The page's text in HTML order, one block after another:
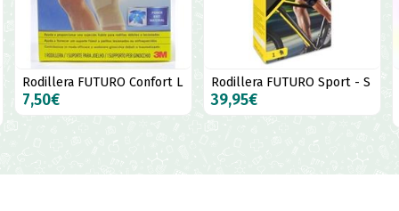
Confort L Rodillera FUTURO Sport - S
Soporte rotuliano
15,90€